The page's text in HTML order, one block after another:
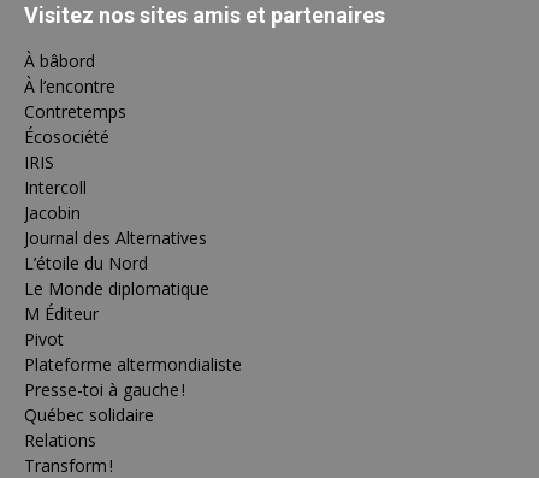
Visitez nos sites amis et partenaires
À bâbord
À l’encontre
Contretemps
Écosociété
IRIS
Intercoll
Jacobin
Journal des Alternatives
L’étoile du Nord
Le Monde diplomatique
M Éditeur
Pivot
Plateforme altermondialiste
Presse-toi à gauche !
Québec solidaire
Relations
Transform !